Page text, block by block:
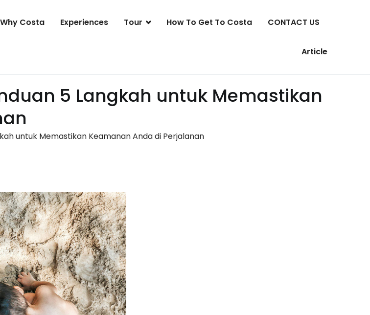
Why Costa Experiences Tour How To Get To Costa CONTACT US
Article
5 Langkah untuk Memastikan
untuk Memastikan Keamanan Anda di Perjalanan